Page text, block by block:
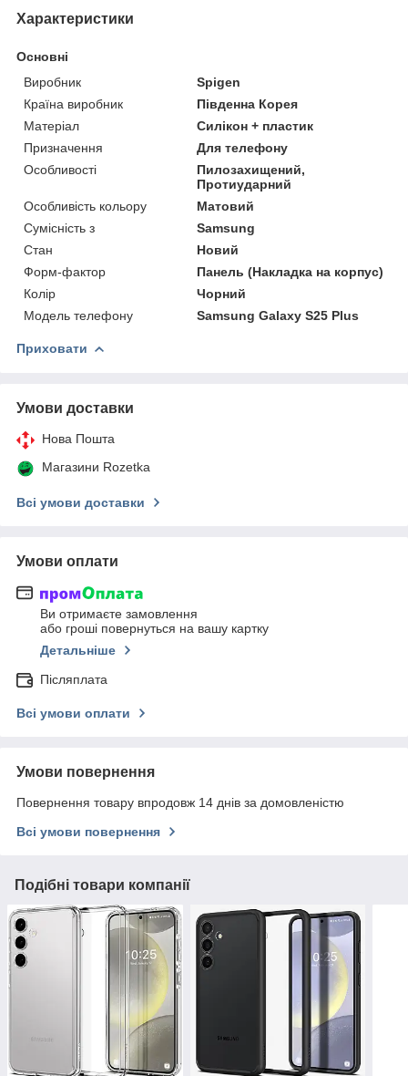
Характеристики
Основні
Виробник
Spigen
Країна виробник
Південна Корея
Матеріал
Силікон + пластик
Призначення
Для телефону
Особливості
Пилозахищений,
Протиударний
Особливість кольору
Матовий
Сумісність з
Samsung
Стан
Новий
Форм-фактор
Панель (Накладка на корпус)
Колір
Чорний
Модель телефону
Samsung Galaxy S25 Plus
Приховати
Умови доставки
Нова Пошта
Магазини Rozetka
Всі умови доставки
Умови оплати
Ви отримаєте замовлення
або гроші повернуться на вашу картку
Детальніше
Післяплата
Всі умови оплати
Умови повернення
Повернення товару впродовж 14 днів за домовленістю
Всі умови повернення
Подібні товари компанії